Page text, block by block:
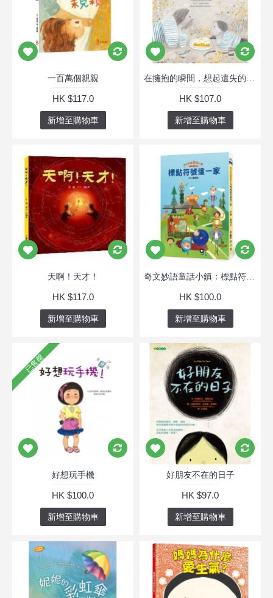
一百萬個親親
HK $117.0
新增至購物車
HK $107.0
新增至購物車
天啊！天才！
HK $117.0
新增至購物車
HK $100.0
新增至購物車
已售罄
好想玩手機
HK $100.0
新增至購物車
好朋友不在的日子
HK $97.0
新增至購物車